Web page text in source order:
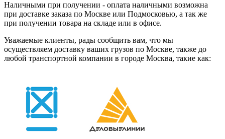
Наличными при получении - оплата наличными возможна
при доставке заказа по Москве или Подмосковью, а так же
при получении товара на складе или в офисе.
Уважаемые клиенты, рады сообщить вам, что мы
осуществляем доставку ваших грузов по Москве, также до
любой транспортной компании в городе Москва, такие как: